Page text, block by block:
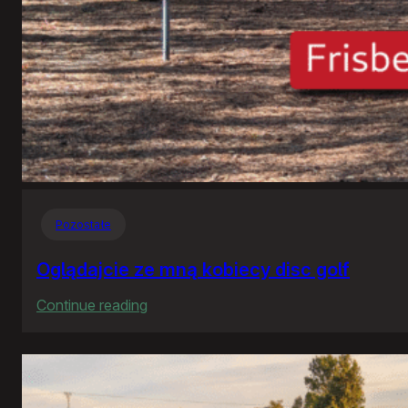
Pozostałe
Oglądajcie ze mną kobiecy disc golf
Continue reading
ze
kobiecy